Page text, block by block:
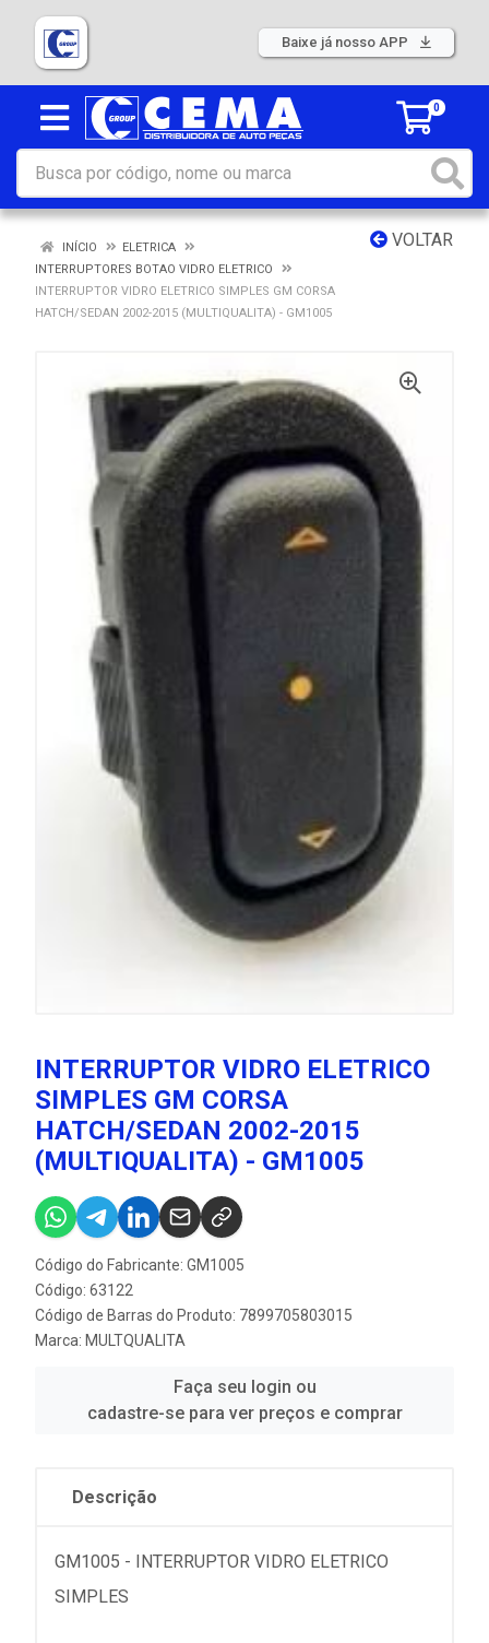
Baixe já nosso APP
0
VOLTAR
INÍCIO
ELETRICA
INTERRUPTORES BOTAO VIDRO ELETRICO
INTERRUPTOR VIDRO ELETRICO SIMPLES GM CORSA
HATCH/SEDAN 2002-2015 (MULTIQUALITA) - GM1005
INTERRUPTOR VIDRO ELETRICO
SIMPLES GM CORSA
HATCH/SEDAN 2002-2015
(MULTIQUALITA) - GM1005
Código do Fabricante: GM1005
Código: 63122
Código de Barras do Produto: 7899705803015
Marca: MULTQUALITA
Faça seu login ou
cadastre-se para ver preços e comprar
Descrição
GM1005 - INTERRUPTOR VIDRO ELETRICO
SIMPLES